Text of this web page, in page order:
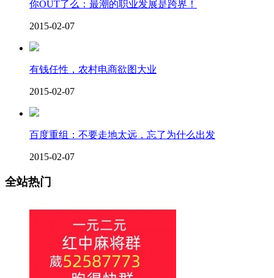
你OUT了么：最潮的职业发展是跨界！
2015-02-07
有钱任性，农村电商欲图大业
2015-02-07
百度重组：不要走地太远，忘了为什么出发
2015-02-07
全站热门